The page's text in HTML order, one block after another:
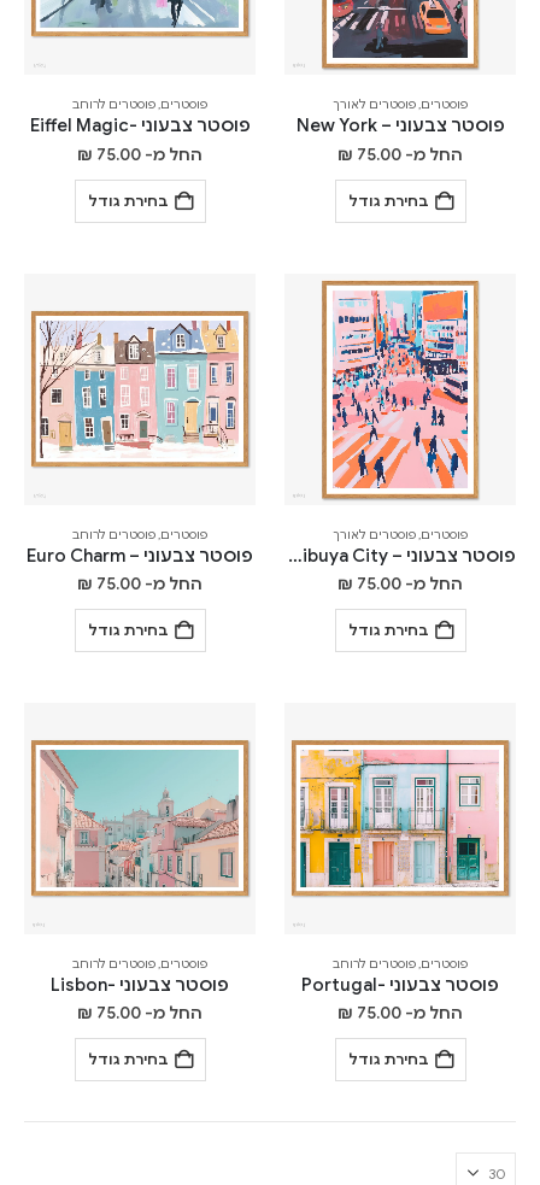
פוסטרים,פוסטרים לאורך
פוסטר צבעוני – New York
החל מ- ₪ 75.00
בחירת גודל
פוסטרים,פוסטרים לרוחב
פוסטר צבעוני -Eiffel Magic
החל מ- ₪ 75.00
בחירת גודל
פוסטרים,פוסטרים לאורך
פוסטר צבעוני – Shibuya City
החל מ- ₪ 75.00
בחירת גודל
פוסטרים,פוסטרים לרוחב
פוסטר צבעוני – Euro Charm
החל מ- ₪ 75.00
בחירת גודל
פוסטרים,פוסטרים לרוחב
פוסטר צבעוני -Portugal
החל מ- ₪ 75.00
בחירת גודל
פוסטרים,פוסטרים לרוחב
פוסטר צבעוני -Lisbon
החל מ- ₪ 75.00
בחירת גודל